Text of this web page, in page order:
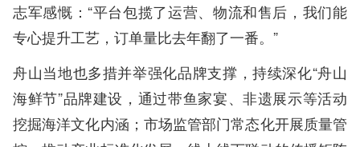
志军感慨：“平台包揽了运营、物流和售后，我们能
专心提升工艺，订单量比去年翻了一番。”
舟山当地也多措并举强化品牌支撑，持续深化“舟山
海鲜节”品牌建设，通过带鱼家宴、非遗展示等活动
挖掘海洋文化内涵；市场监管部门常态化开展质量管